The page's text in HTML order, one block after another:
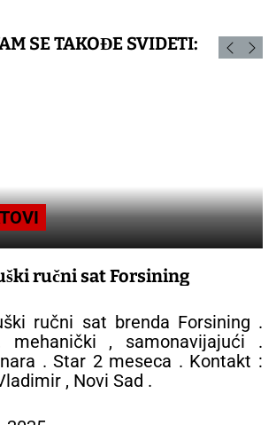
SE TAKOĐE SVIDETI:
ručni sat Forsining
ručni sat brenda Forsining .
mehanički , samonavijajući .
. Star 2 meseca . Kontakt :
, Novi Sad .